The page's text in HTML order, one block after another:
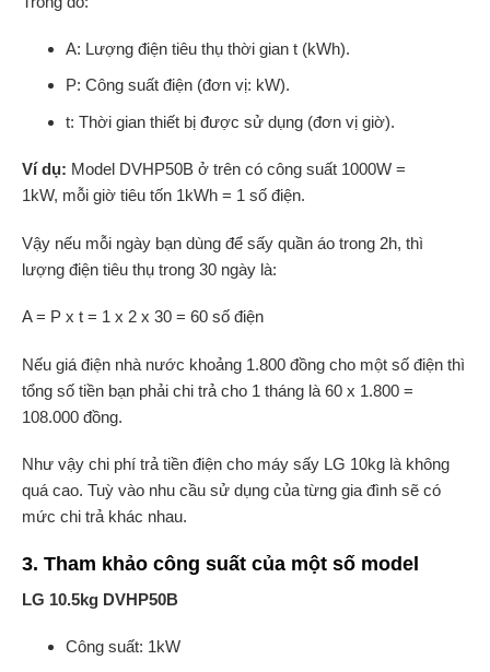
A: Lượng điện tiêu thụ thời gian t (kWh).
P: Công suất điện (đơn vị: kW).
t: Thời gian thiết bị được sử dụng (đơn vị giờ).
Ví dụ: Model DVHP50B ở trên có công suất 1000W =
1kW, mỗi giờ tiêu tốn 1kWh = 1 số điện.
Vậy nếu mỗi ngày bạn dùng để sấy quần áo trong 2h, thì
lượng điện tiêu thụ trong 30 ngày là:
A = P x t = 1 x 2 x 30 = 60 số điện
Nếu giá điện nhà nước khoảng 1.800 đồng cho một số điện thì
tổng số tiền bạn phải chi trả cho 1 tháng là 60 x 1.800 =
108.000 đồng.
Như vậy chi phí trả tiền điện cho máy sấy LG 10kg là không
quá cao. Tuỳ vào nhu cầu sử dụng của từng gia đình sẽ có
mức chi trả khác nhau.
3. Tham khảo công suất của một số model
LG 10.5kg DVHP50B
Công suất: 1kW